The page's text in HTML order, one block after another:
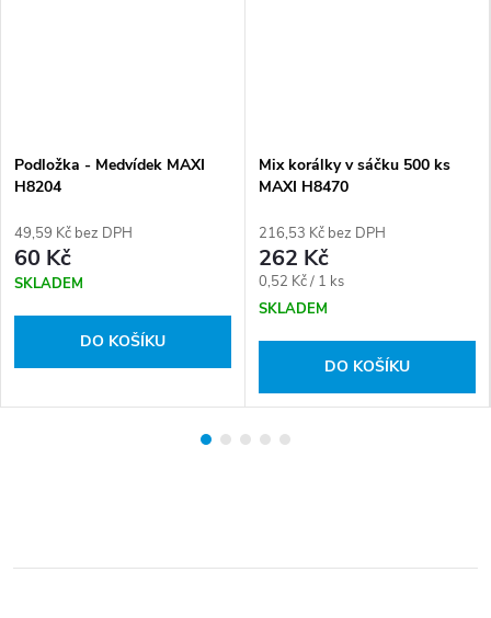
Podložka - Medvídek MAXI
H8204
49,59 Kč bez DPH
60 Kč
SKLADEM
DO KOŠÍKU
Mix korálky v sáčku 500 ks
MAXI H8470
216,53 Kč bez DPH
262 Kč
Měrná
cena:
0,52 Kč / 1 ks
SKLADEM
DO KOŠÍKU